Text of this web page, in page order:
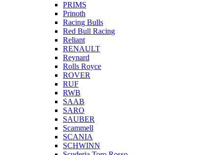
PRIMS
Prinoth
Racing Bulls
Red Bull Racing
Reliant
RENAULT
Reynard
Rolls Royce
ROVER
RUF
RWB
SAAB
SARO
SAUBER
Scammell
SCANIA
SCHWINN